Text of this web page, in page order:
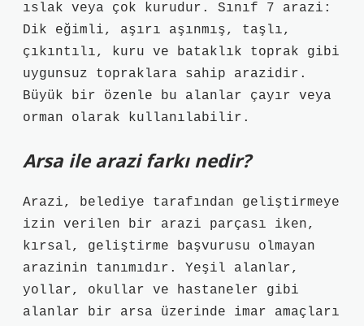
ıslak veya çok kurudur. Sınıf 7 arazi:
Dik eğimli, aşırı aşınmış, taşlı,
çıkıntılı, kuru ve bataklık toprak gibi
uygunsuz topraklara sahip arazidir.
Büyük bir özenle bu alanlar çayır veya
orman olarak kullanılabilir.
Arsa ile arazi farkı nedir?
Arazi, belediye tarafından geliştirmeye
izin verilen bir arazi parçası iken,
kırsal, geliştirme başvurusu olmayan
arazinin tanımıdır. Yeşil alanlar,
yollar, okullar ve hastaneler gibi
alanlar bir arsa üzerinde imar amaçları